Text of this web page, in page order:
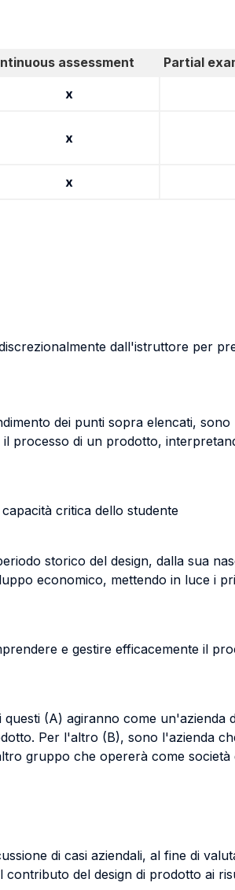
assessment Partial
x
x
x
dall'istruttore per
dei punti sopra elencati,
processo di un prodotto,
critica dello studente
storico del design, dalla sua
economico, mettendo in luce i
e gestire efficacemente il
questi (A) agiranno come un'azienda
Per l'altro (B), sono l'azienda
gruppo che opererà come società
di casi aziendali, al fine di
del design di prodotto ai